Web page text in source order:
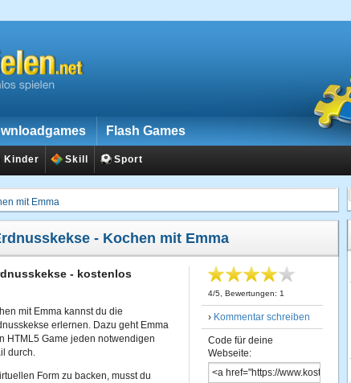
Flash Games
Kinder Skill Sport
mit Emma
- Kochen mit Emma
- kostenlos
mit Emma kannst du die
erlernen. Dazu geht Emma
HTML5 Game jeden notwendigen
durch.
Form zu backen, musst du
4/5 , Bewertungen: 1
› Kommentar schreiben
Code für deine
Webseite: